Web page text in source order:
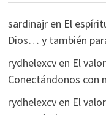
sardinajren El
Dios… y también
rydhelexcven El
Conectándonos con
rydhelexcven El